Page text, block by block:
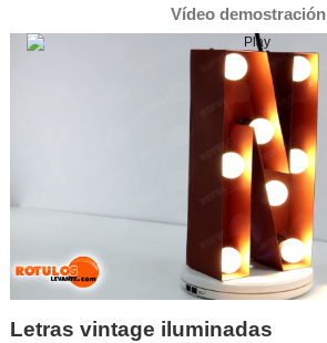
Vídeo demostración
Letras vintage iluminadas